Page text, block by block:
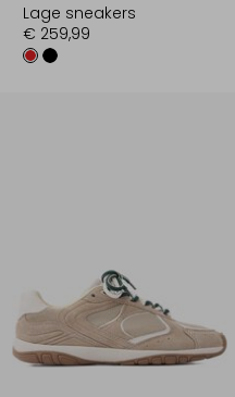
Lage sneakers
€ 259,99